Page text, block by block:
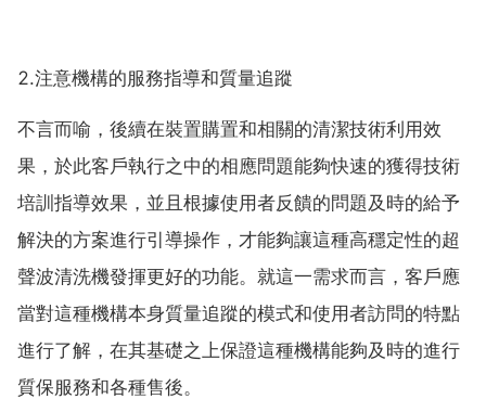
2.注意機構的服務指導和質量追蹤
不言而喻，後續在裝置購置和相關的清潔技術利用效
果，於此客戶執行之中的相應問題能夠快速的獲得技術
培訓指導效果，並且根據使用者反饋的問題及時的給予
解決的方案進行引導操作，才能夠讓這種高穩定性的超
聲波清洗機發揮更好的功能。就這一需求而言，客戶應
當對這種機構本身質量追蹤的模式和使用者訪問的特點
進行了解，在其基礎之上保證這種機構能夠及時的進行
質保服務和各種售後。